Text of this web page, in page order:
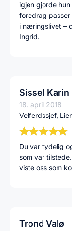
igjen gjorde
foredrag
i næringslivet –
Ingrid.
Sissel Karin
18. april 2018
Velferdssjef,
Du var tydelig
som var
viste oss som
Trond Valø